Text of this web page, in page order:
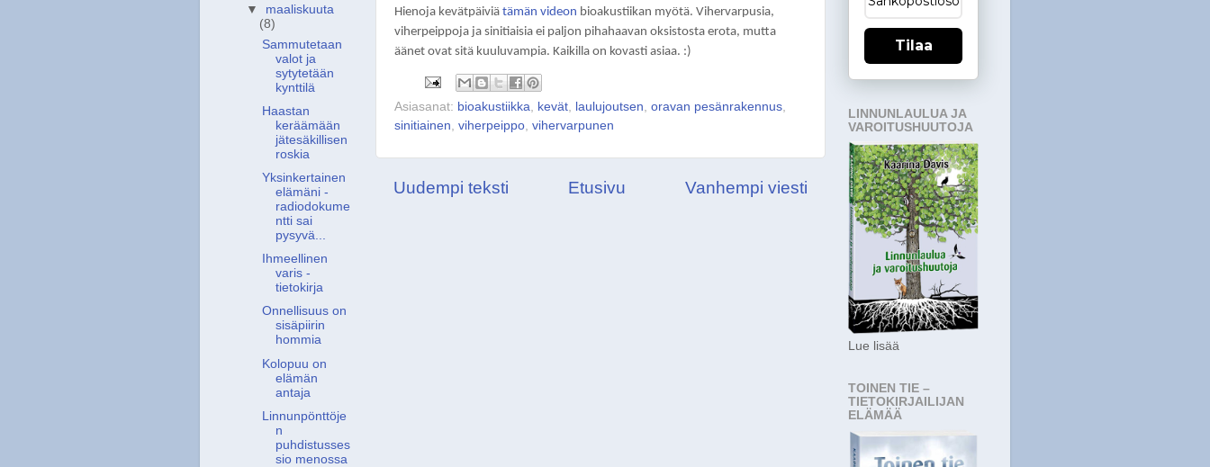
Hienoja kevätpäiviä tämän videon bioakustiikan myötä. Vihervarpusia,
viherpeippoja ja sinitiaisia ei paljon pihahaavan oksistosta erota, mutta
äänet ovat sitä kuuluvampia. Kaikilla on kovasti asiaa. :)
Asiasanat: bioakustiikka kevät laulujoutsen oravan pesänrakennus
sinitiainen viherpeippo vihervarpunen
Uudempi teksti Vanhempi viesti
Etusivu
▼ maaliskuuta
(8)
Sammutetaan
valot ja
sytytetään
kynttilä
Haastan
keräämään
jätesäkillisen
roskia
Yksinkertainen
elämäni -
radiodokume
ntti sai
pysyvä...
Ihmeellinen
varis -
tietokirja
Onnellisuus on
sisäpiirin
hommia
Kolopuu on
elämän
antaja
Linnunpönttöje
n
puhdistusses
sio menossa
Tilaa
LINNUNLAULUA JA
VAROITUSHUUTOJA
Lue lisää
TOINEN TIE –
TIETOKIRJAILIJAN
ELÄMÄÄ